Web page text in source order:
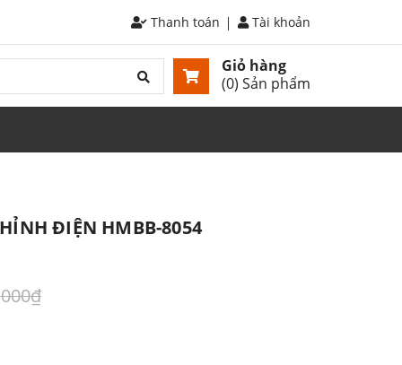
Tài khoản
Thanh toán
Giỏ hàng
(0) Sản phẩm
ĐIỆN HMBB-8054